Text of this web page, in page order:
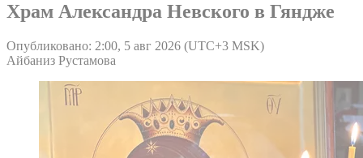
Храм Александра Невского в Гяндже
Опубликовано: 2:00, 5 авг 2026 (UTC+3 MSK)
Айбаниз Рустамова